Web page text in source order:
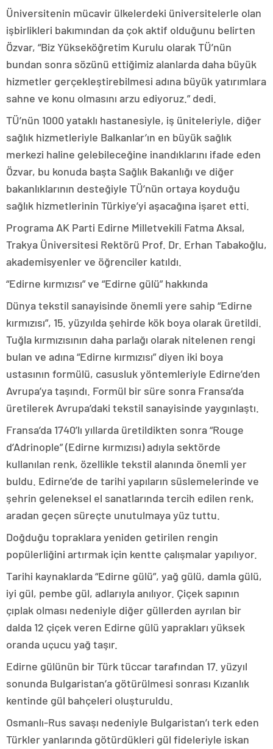
Üniversitenin mücavir ülkelerdeki üniversitelerle olan
işbirlikleri bakımından da çok aktif olduğunu belirten
Özvar, “Biz Yükseköğretim Kurulu olarak TÜ’nün
bundan sonra sözünü ettiğimiz alanlarda daha büyük
hizmetler gerçekleştirebilmesi adına büyük yatırımlara
sahne ve konu olmasını arzu ediyoruz.” dedi.
TÜ’nün 1000 yataklı hastanesiyle, iş üniteleriyle, diğer
sağlık hizmetleriyle Balkanlar’ın en büyük sağlık
merkezi haline gelebileceğine inandıklarını ifade eden
Özvar, bu konuda başta Sağlık Bakanlığı ve diğer
bakanlıklarının desteğiyle TÜ’nün ortaya koyduğu
sağlık hizmetlerinin Türkiye’yi aşacağına işaret etti.
Programa AK Parti Edirne Milletvekili Fatma Aksal,
Trakya Üniversitesi Rektörü Prof. Dr. Erhan Tabakoğlu,
akademisyenler ve öğrenciler katıldı.
“Edirne kırmızısı” ve “Edirne gülü” hakkında
Dünya tekstil sanayisinde önemli yere sahip “Edirne
kırmızısı”, 15. yüzyılda şehirde kök boya olarak üretildi.
Tuğla kırmızısının daha parlağı olarak nitelenen rengi
bulan ve adına “Edirne kırmızısı” diyen iki boya
ustasının formülü, casusluk yöntemleriyle Edirne’den
Avrupa’ya taşındı. Formül bir süre sonra Fransa’da
üretilerek Avrupa’daki tekstil sanayisinde yaygınlaştı.
Fransa’da 1740’lı yıllarda üretildikten sonra “Rouge
d’Adrinople” (Edirne kırmızısı) adıyla sektörde
kullanılan renk, özellikle tekstil alanında önemli yer
buldu. Edirne’de de tarihi yapıların süslemelerinde ve
şehrin geleneksel el sanatlarında tercih edilen renk,
aradan geçen süreçte unutulmaya yüz tuttu.
Doğduğu topraklara yeniden getirilen rengin
popülerliğini artırmak için kentte çalışmalar yapılıyor.
Tarihi kaynaklarda “Edirne gülü”, yağ gülü, damla gülü,
iyi gül, pembe gül, adlarıyla anılıyor. Çiçek sapının
çıplak olması nedeniyle diğer güllerden ayrılan bir
dalda 12 çiçek veren Edirne gülü yaprakları yüksek
oranda uçucu yağ taşır.
Edirne gülünün bir Türk tüccar tarafından 17. yüzyıl
sonunda Bulgaristan’a götürülmesi sonrası Kızanlık
kentinde gül bahçeleri oluşturuldu.
Osmanlı-Rus savaşı nedeniyle Bulgaristan’ı terk eden
Türkler yanlarında götürdükleri gül fideleriyle iskan